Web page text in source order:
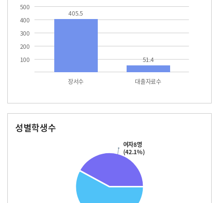
100
200
300
400
500
장서수 대출자료수
405.5
51.4
성별학생수
여자8명
(42.1%)